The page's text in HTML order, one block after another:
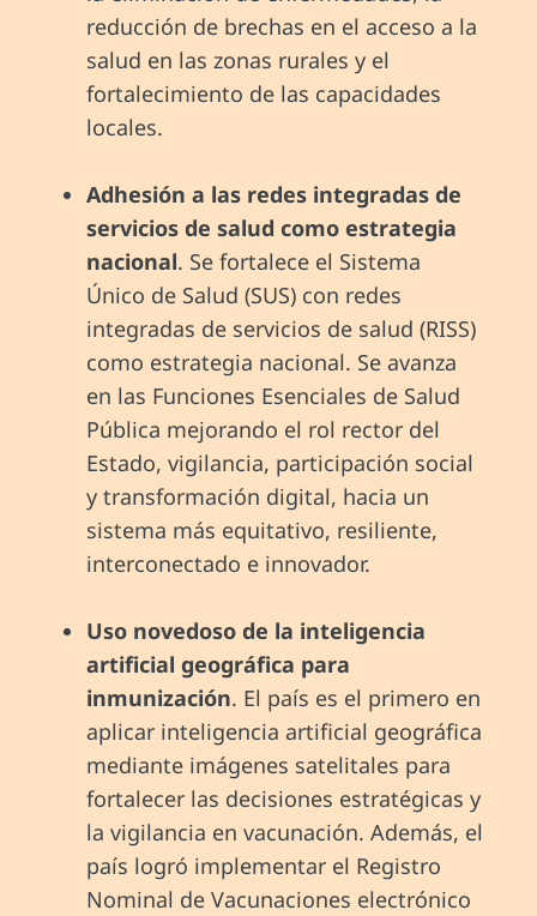
reducción de brechas en el acceso a la
salud en las zonas rurales y el
fortalecimiento de las capacidades
locales.
Adhesión a las redes integradas de
servicios de salud como estrategia
nacional. Se fortalece el Sistema
Único de Salud (SUS) con redes
integradas de servicios de salud (RISS)
como estrategia nacional. Se avanza
en las Funciones Esenciales de Salud
Pública mejorando el rol rector del
Estado, vigilancia, participación social
y transformación digital, hacia un
sistema más equitativo, resiliente,
interconectado e innovador.
Uso novedoso de la inteligencia
artificial geográfica para
inmunización. El país es el primero en
aplicar inteligencia artificial geográfica
mediante imágenes satelitales para
fortalecer las decisiones estratégicas y
la vigilancia en vacunación. Además, el
país logró implementar el Registro
Nominal de Vacunaciones electrónico